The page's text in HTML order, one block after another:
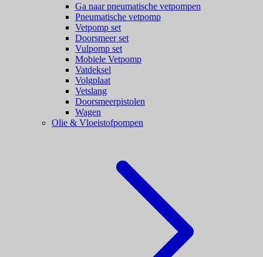
Ga naar pneumatische vetpompen
Pneumatische vetpomp
Vetpomp set
Doorsmeer set
Vulpomp set
Mobiele Vetpomp
Vatdeksel
Volgplaat
Vetslang
Doorsmeerpistolen
Wagen
Olie & Vloeistofpompen